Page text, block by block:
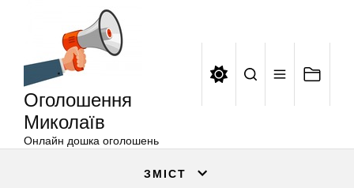
Оголошення
Миколаїв
Онлайн дошка оголошень
ЗМІСТ